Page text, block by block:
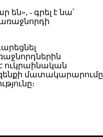
- գրել է նա՝
ուկրաինական
մատակարարումը